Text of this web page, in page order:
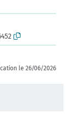
le 26/06/2026